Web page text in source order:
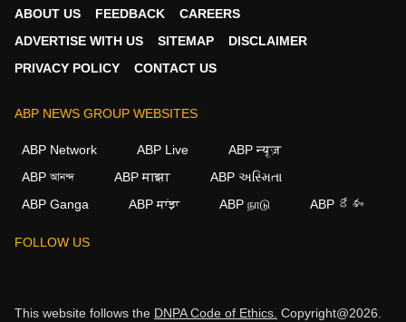
ABOUT US FEEDBACK
CAREERS
ADVERTISE WITH US
SITEMAP
DISCLAIMER
PRIVACY POLICY
CONTACT US
ABP NEWS GROUP WEBSITES
ABP Network ABP Live
ABP न्यूज़
ABP আনন্দ
ABP माझा
ABP અસ્મિતા
ABP Ganga
ABP ਸਾਂਝਾ ABP நாடு ABP దేశం
FOLLOW US
This website follows the DNPA Code of Ethics. Copyright@2026.